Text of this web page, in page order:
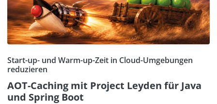
Start-up- und Warm-up-Zeit in Cloud-Umgebungen
reduzieren
AOT-Caching mit Project Leyden für Java
und Spring Boot